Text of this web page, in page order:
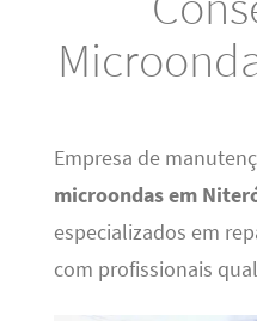
Empresa de
microondas em
especializados em
com profissionais